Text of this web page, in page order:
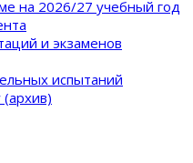
на 2026/27 учебный год
и экзаменов
испытаний